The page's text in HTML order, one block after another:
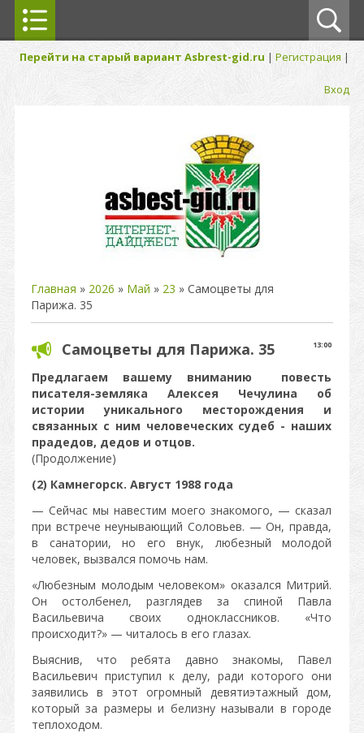
Перейти на старый вариант Asbrest-gid.ru | Регистрация |
Вход
Главная » 2026 » Май » 23 » Самоцветы для
Парижа. 35
13:00
Самоцветы для Парижа. 35
Предлагаем вашему вниманию повесть
писателя-земляка Алексея Чечулина об
истории уникального месторождения и
связанных с ним человеческих судеб - наших
прадедов, дедов и отцов.
(Продолжение)​​​​​​​
(2) Камнегорск. Август 1988 года
— Сейчас мы навестим моего знакомого, — сказал
при встрече неунывающий Соловьев. — Он, правда,
в санатории, но его внук, любезный молодой
человек, вызвался помочь нам.
«Любезным молодым человеком» оказался Митрий.
Он остолбенел, разглядев за спиной Павла
Васильевича своих одноклассников. «Что
происходит?» — читалось в его глазах.
Выяснив, что ребята давно знакомы, Павел
Васильевич приступил к делу, ради которого они
заявились в этот огромный девятиэтажный дом,
который за размеры и белизну называли в городе
теплоходом.